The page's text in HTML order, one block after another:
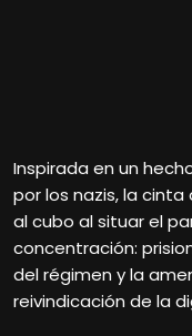
Inspirada en un
por los nazis, la
al cubo al situar el
concentración:
del régimen y la
reivindicación de la